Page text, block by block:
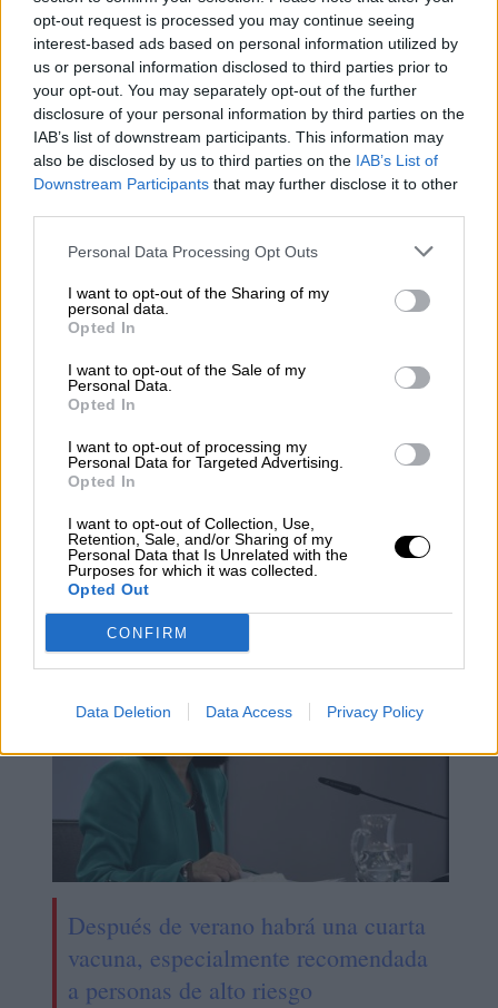
opt-out request is processed you may continue seeing
interest-based ads based on personal information utilized by
us or personal information disclosed to third parties prior to
your opt-out. You may separately opt-out of the further
disclosure of your personal information by third parties on the
IAB’s list of downstream participants. This information may
also be disclosed by us to third parties on the IAB’s List of
Downstream Participants that may further disclose it to other
Personal Data Processing Opt Outs
I want to opt-out of the Sharing of my
personal data.
Opted In
I want to opt-out of the Sale of my
Personal Data.
Opted In
I want to opt-out of processing my
Personal Data for Targeted Advertising.
Opted In
I want to opt-out of Collection, Use,
Retention, Sale, and/or Sharing of my
Personal Data that Is Unrelated with the
Purposes for which it was collected.
Opted Out
CONFIRM
Data Deletion Data Access Privacy Policy
esta franja de edad cuando se dé el visto bueno
desde Sanidad.
Vacuna Vacunación Niños Menores
Pandemia
covid
NOTICIAS RELACIONADAS
"La Meva Salut", la nueva vía para
tramitar la baja covid por internet en
Cataluña
Después de verano habrá una cuarta
vacuna, especialmente recomendada
a personas de alto riesgo